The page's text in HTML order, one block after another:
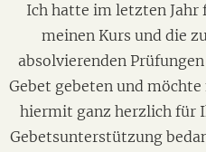
Ich hatte im letzten Jahr
meinen Kurs und die
absolvierenden
Gebet gebeten und möchte
hiermit ganz herzlich für
Gebetsunterstützung